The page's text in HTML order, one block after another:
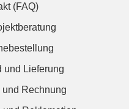
(FAQ)
und Lieferung
Rechnung